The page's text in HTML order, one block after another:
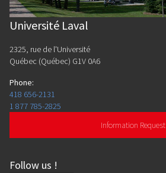
Université Laval
2325, rue de l'Université
Québec (Québec) G1V 0A6
Phone:
418 656-2131
1 877 785-2825
Information Request
Follow us !